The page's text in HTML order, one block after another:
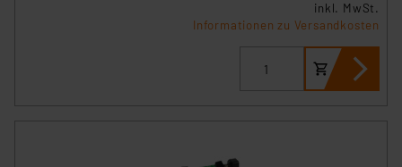
inkl. MwSt.
Informationen zu Versandkosten